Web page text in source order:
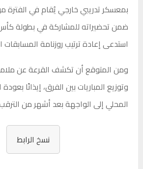
ضمن تحضيراته للمشاركة في بطولة
استدعى إعادة ترتيب روزنامة المسابقات
ومن المتوقع أن تكشف القرعة عن
وتوزيع المباريات بين الفرق، إيذانًا
المحلي إلى الواجهة بعد أشهر من
نسخ الرابط